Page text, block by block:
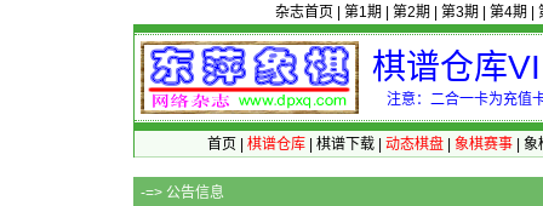
杂志首页 第1期 第2期 第3期 第4期
棋谱仓库
注意：二合一卡为充值
首页 棋谱仓库| 棋谱下载| 动态棋盘| 象棋赛事| 象
-=> 公告信息